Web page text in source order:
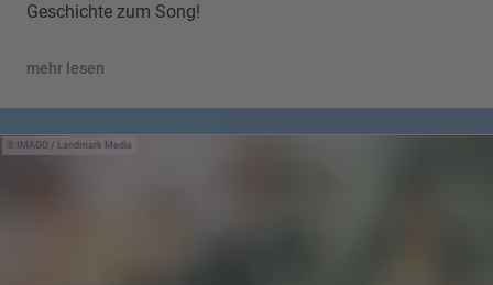
Geschichte zum Song!
mehr lesen
IMAGO / Landmark Media